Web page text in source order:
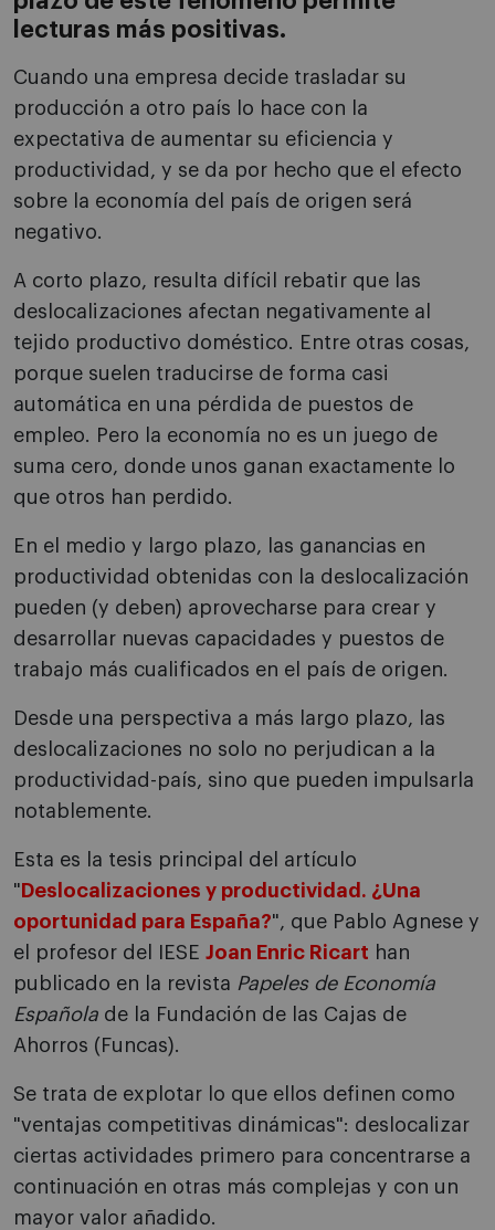
lecturas más positivas.
Cuando una empresa decide trasladar su
producción a otro país lo hace con la
expectativa de aumentar su eficiencia y
productividad, y se da por hecho que el efecto
sobre la economía del país de origen será
negativo.
A corto plazo, resulta difícil rebatir que las
deslocalizaciones afectan negativamente al
tejido productivo doméstico. Entre otras cosas,
porque suelen traducirse de forma casi
automática en una pérdida de puestos de
empleo. Pero la economía no es un juego de
suma cero, donde unos ganan exactamente lo
que otros han perdido.
En el medio y largo plazo, las ganancias en
productividad obtenidas con la deslocalización
pueden (y deben) aprovecharse para crear y
desarrollar nuevas capacidades y puestos de
trabajo más cualificados en el país de origen.
Desde una perspectiva a más largo plazo, las
deslocalizaciones no solo no perjudican a la
productividad-país, sino que pueden impulsarla
notablemente.
Esta es la tesis principal del artículo
" Deslocalizaciones y productividad. ¿Una
oportunidad para España?", que Pablo Agnese y
el profesor del IESE Joan Enric Ricart han
publicado en la revista Papeles de Economía
Española de la Fundación de las Cajas de
Ahorros (Funcas).
Se trata de explotar lo que ellos definen como
"ventajas competitivas dinámicas": deslocalizar
ciertas actividades primero para concentrarse a
continuación en otras más complejas y con un
mayor valor añadido.